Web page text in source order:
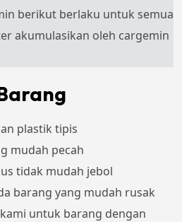
berikut berlaku untuk semua
akumulasikan oleh cargemin
plastik tipis
mudah pecah
tidak mudah jebol
barang yang mudah rusak
untuk barang dengan